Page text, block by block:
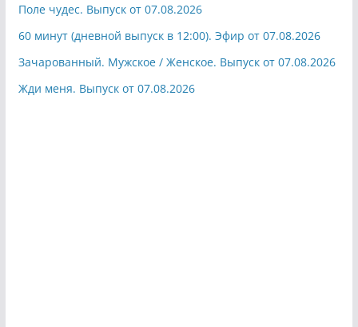
Поле чудес. Выпуск от 07.08.2026
60 минут (дневной выпуск в 12:00). Эфир от 07.08.2026
Зачарованный. Мужское / Женское. Выпуск от 07.08.2026
Жди меня. Выпуск от 07.08.2026